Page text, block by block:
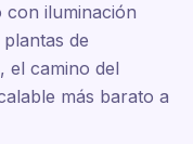
con iluminación
de
el camino del
más barato a